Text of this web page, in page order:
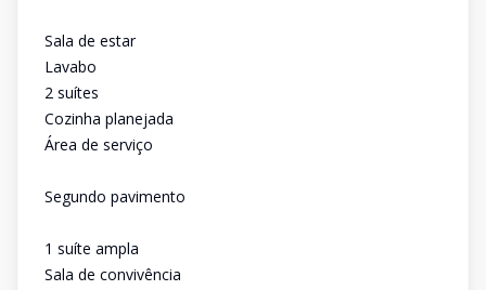
Sala de estar
Lavabo
2 suítes
Cozinha planejada
Área de serviço
Segundo pavimento
1 suíte ampla
Sala de convivência